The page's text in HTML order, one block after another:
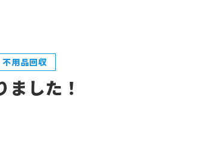
不用品回収
ました！